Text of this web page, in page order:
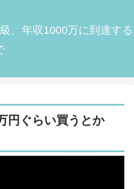
、年収1000万に到達する
円ぐらい買うとか